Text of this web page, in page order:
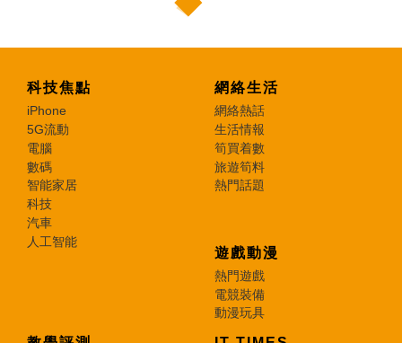
科技焦點
iPhone
5G流動
電腦
數碼
智能家居
科技
汽車
人工智能
網絡生活
網絡熱話
生活情報
筍買着數
旅遊筍料
熱門話題
遊戲動漫
熱門遊戲
電競裝備
動漫玩具